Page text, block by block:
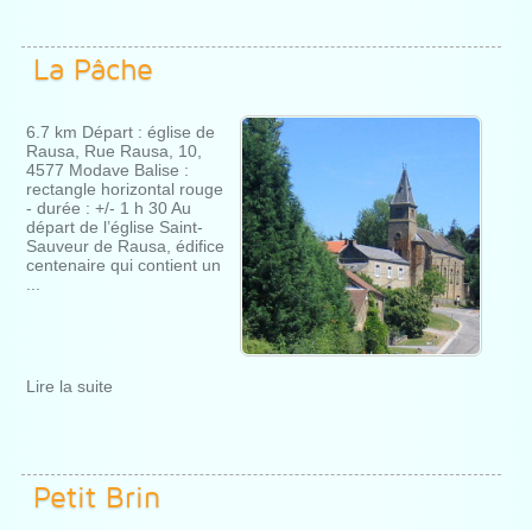
La Pâche
6.7 km Départ : église de
Rausa, Rue Rausa, 10,
4577 Modave Balise :
rectangle horizontal rouge
- durée : +/- 1 h 30 Au
départ de l’église Saint-
Sauveur de Rausa, édifice
centenaire qui contient un
Lire la suite
Petit Brin